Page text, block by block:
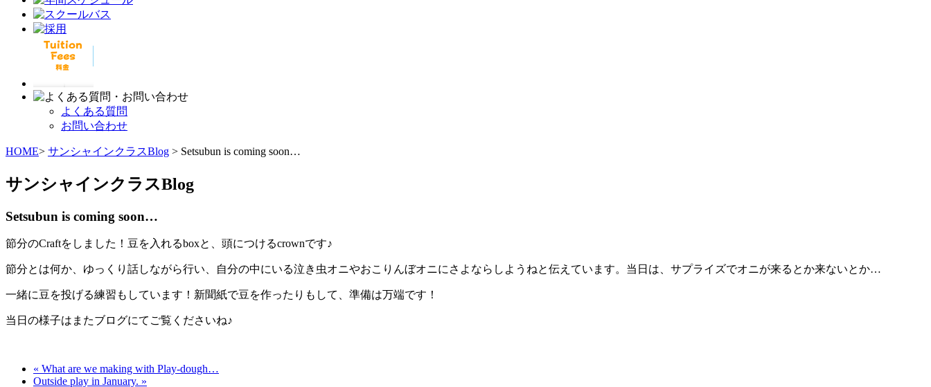
よくある質問
お問い合わせ
HOME> サンシャインクラスBlog > Setsubun is coming soon…
サンシャインクラスBlog
Setsubun is coming soon…
節分のCraftをしました！豆を入れるboxと、頭につけるcrownです♪
節分とは何か、ゆっくり話しながら行い、自分の中にいる泣き虫オニやおこりんぼオニにさよならしようねと伝えています。当日は、サプライズでオニが来るとか来ないとか…
一緒に豆を投げる練習もしています！新聞紙で豆を作ったりもして、準備は万端です！
当日の様子はまたブログにてご覧くださいね♪
« What are we making with Play-dough…
Outside play in January. »